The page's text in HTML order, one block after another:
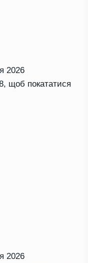
2026
щоб покататися
2026